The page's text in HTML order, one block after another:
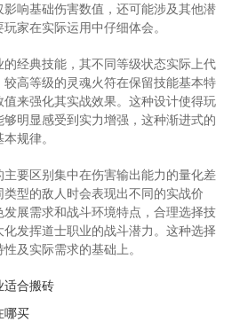
响基础伤害数值，还可能涉及其他潜
家在实际运用中仔细体会。
的经典技能，其不同等级状态实际上代
高等级的灵魂火符在保留技能基本特
来强化其实战效果。这种设计使得玩
明显感受到实力增强，这种渐进式的
规律。
要区别集中在伤害输出能力的量化差
型的敌人时会表现出不同的实战价
展需求和战斗环境特点，合理选择技
发挥道士职业的战斗潜力。这种选择
及实际需求的基础上。
适合搬砖
哪买